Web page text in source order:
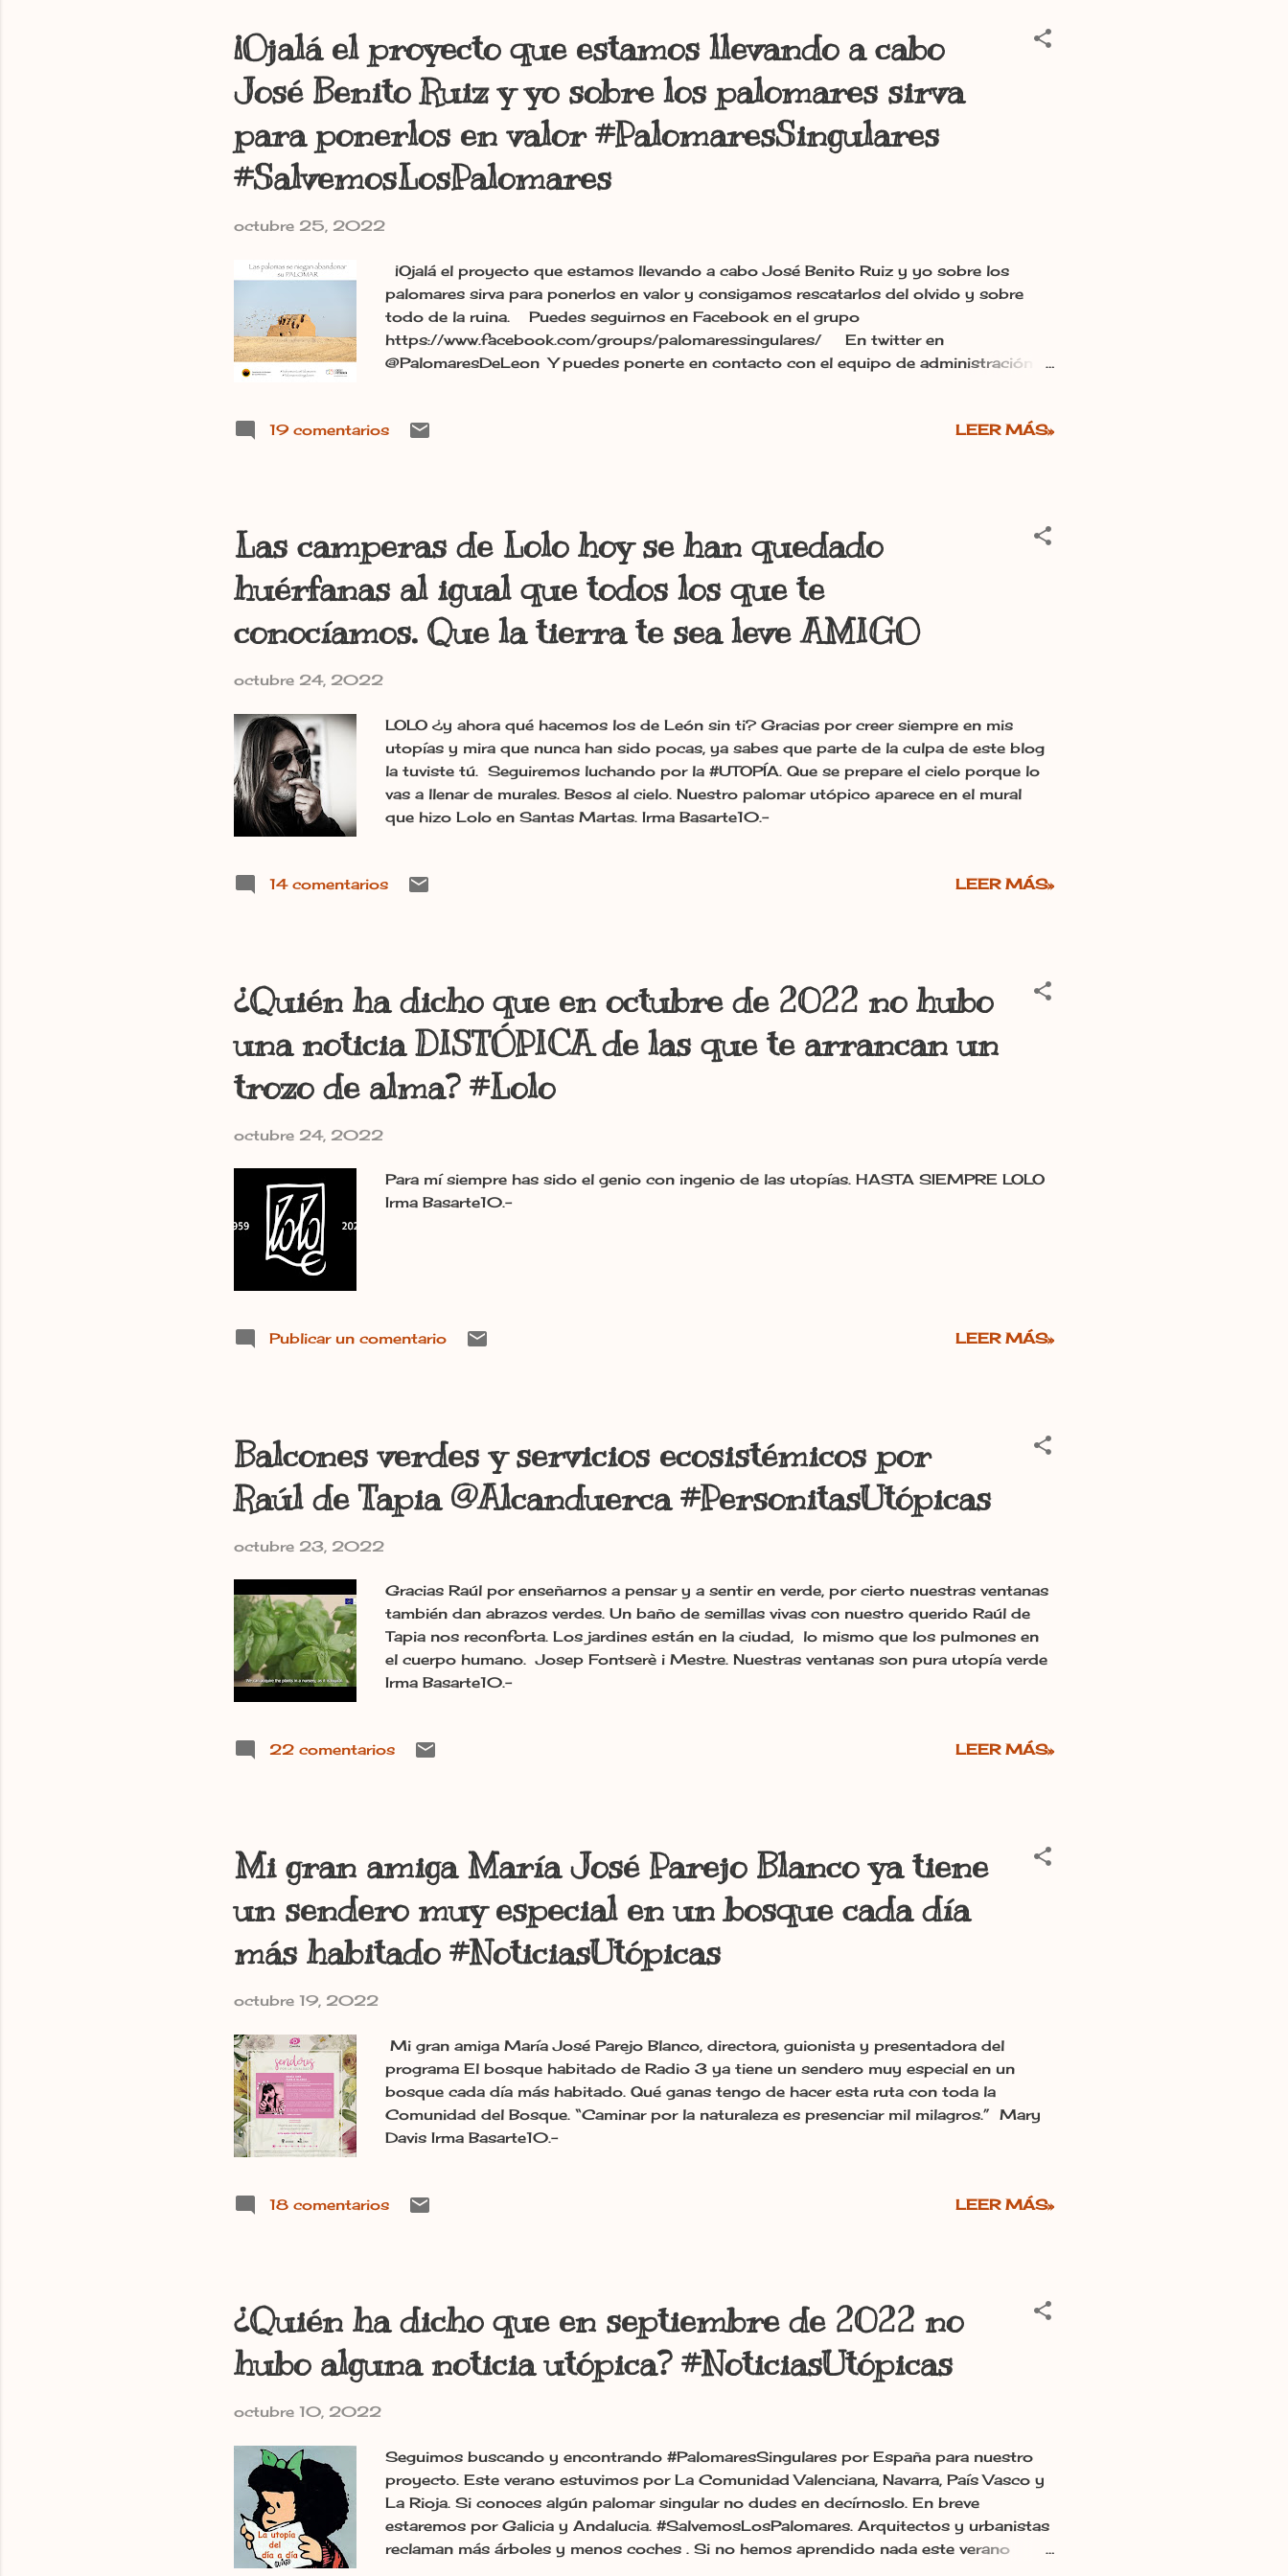
¡Ojalá el proyecto que estamos llevando a cabo
José Benito Ruiz y yo sobre los palomares sirva
para ponerlos en valor #PalomaresSingulares
#SalvemosLosPalomares
octubre 25, 2022
¡Ojalá el proyecto que estamos llevando a cabo José Benito Ruiz y yo sobre los
palomares sirva para ponerlos en valor y consigamos rescatarlos del olvido y sobre
todo de la ruina. Puedes seguirnos en Facebook en el grupo
https://www.facebook.com/groups/palomaressingulares/ En twitter en
@PalomaresDeLeon Y puedes ponerte en contacto con el equipo de administración
19 comentarios
LEER MÁS»
Las camperas de Lolo hoy se han quedado
huérfanas al igual que todos los que te
conocíamos. Que la tierra te sea leve AMIGO
octubre 24, 2022
LOLO ¿y ahora qué hacemos los de León sin ti? Gracias por creer siempre en mis
utopías y mira que nunca han sido pocas, ya sabes que parte de la culpa de este blog
la tuviste tú. Seguiremos luchando por la #UTOPÍA. Que se prepare el cielo porque lo
vas a llenar de murales. Besos al cielo. Nuestro palomar utópico aparece en el mural
que hizo Lolo en Santas Martas. Irma Basarte10.-
14 comentarios LEER MÁS»
¿Quién ha dicho que en octubre de 2022 no hubo
una noticia DISTÓPICA de las que te arrancan un
trozo de alma? #Lolo
octubre 24, 2022
Para mí siempre has sido el genio con ingenio de las utopías. HASTA SIEMPRE LOLO
Irma Basarte10.-
Publicar un comentario LEER MÁS»
Balcones verdes y servicios ecosistémicos por
Raúl de Tapia @Alcanduerca #PersonitasUtópicas
octubre 23, 2022
Gracias Raúl por enseñarnos a pensar y a sentir en verde, por cierto nuestras ventanas
también dan abrazos verdes. Un baño de semillas vivas con nuestro querido Raúl de
Tapia nos reconforta. Los jardines están en la ciudad, lo mismo que los pulmones en
el cuerpo humano. Josep Fontserè i Mestre. Nuestras ventanas son pura utopía verde
Irma Basarte10.-
22 comentarios LEER MÁS»
Mi gran amiga María José Parejo Blanco ya tiene
un sendero muy especial en un bosque cada día
más habitado #NoticiasUtópicas
octubre 19, 2022
Mi gran amiga María José Parejo Blanco, directora, guionista y presentadora del
programa El bosque habitado de Radio 3 ya tiene un sendero muy especial en un
bosque cada día más habitado. Qué ganas tengo de hacer esta ruta con toda la
Comunidad del Bosque. “Caminar por la naturaleza es presenciar mil milagros.” Mary
Davis Irma Basarte10.-
18 comentarios LEER MÁS»
¿Quién ha dicho que en septiembre de 2022 no
hubo alguna noticia utópica? #NoticiasUtópicas
octubre 10, 2022
Seguimos buscando y encontrando #PalomaresSingulares por España para nuestro
proyecto. Este verano estuvimos por La Comunidad Valenciana, Navarra, País Vasco y
La Rioja. Si conoces algún palomar singular no dudes en decírnoslo. En breve
estaremos por Galicia y Andalucia. #SalvemosLosPalomares. Arquitectos y urbanistas
reclaman más árboles y menos coches . Si no hemos aprendido nada este verano